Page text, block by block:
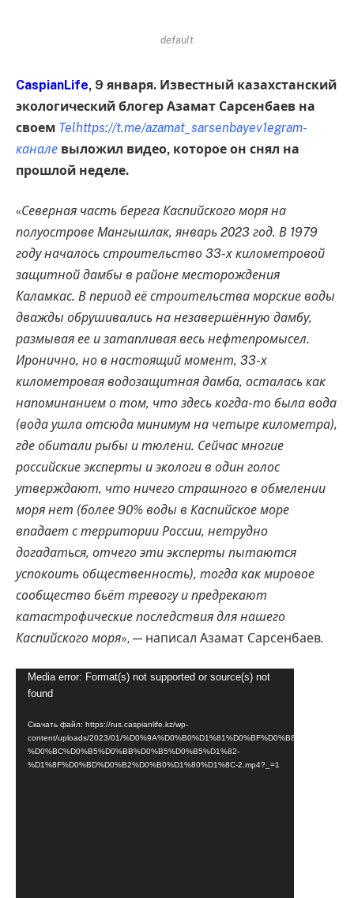
default
CaspianLife, 9 января. Известный казахстанский
экологический блогер Азамат Сарсенбаев на
своем Telhttps://t.me/azamat_sarsenbayev1egram-
канале выложил видео, которое он снял на
прошлой неделе.
«Северная часть берега Каспийского моря на
полуострове Мангышлак, январь 2023 год. В 1979
году началось строительство 33-х километровой
защитной дамбы в районе месторождения
Каламкас. В период её строительства морские воды
дважды обрушивались на незавершённую дамбу,
размывая ее и затапливая весь нефтепромысел.
Иронично, но в настоящий момент, 33-х
километровая водозащитная дамба, осталась как
напоминанием о том, что здесь когда-то была вода
(вода ушла отсюда минимум на четыре километра),
где обитали рыбы и тюлени. Сейчас многие
российские эксперты и экологи в один голос
утверждают, что ничего страшного в обмелении
моря нет (более 90% воды в Каспийское море
впадает с территории России, нетрудно
догадаться, отчего эти эксперты пытаются
успокоить общественность), тогда как мировое
сообщество бьёт тревогу и предрекают
катастрофические последствия для нашего
Каспийского моря», — написал Азамат Сарсенбаев.
Видеоплеер
Media error: Format(s) not supported or source(s) not
found
Скачать файл: https://rus.caspianlife.kz/wp-
content/uploads/2023/01/%D0%9A%D0%B0%D1%81%D0%BF%D0%B8%D0%B9-
%D0%BC%D0%B5%D0%BB%D0%B5%D0%B5%D1%82-
%D1%8F%D0%BD%D0%B2%D0%B0%D1%80%D1%8C-2.mp4?_=1